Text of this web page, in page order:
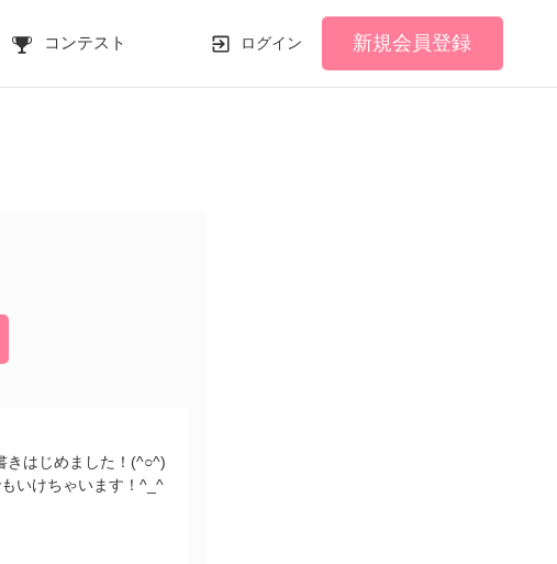
コンテスト ログイン 新規会員登録
きはじめました！(^○^)
いけちゃいます！^_^